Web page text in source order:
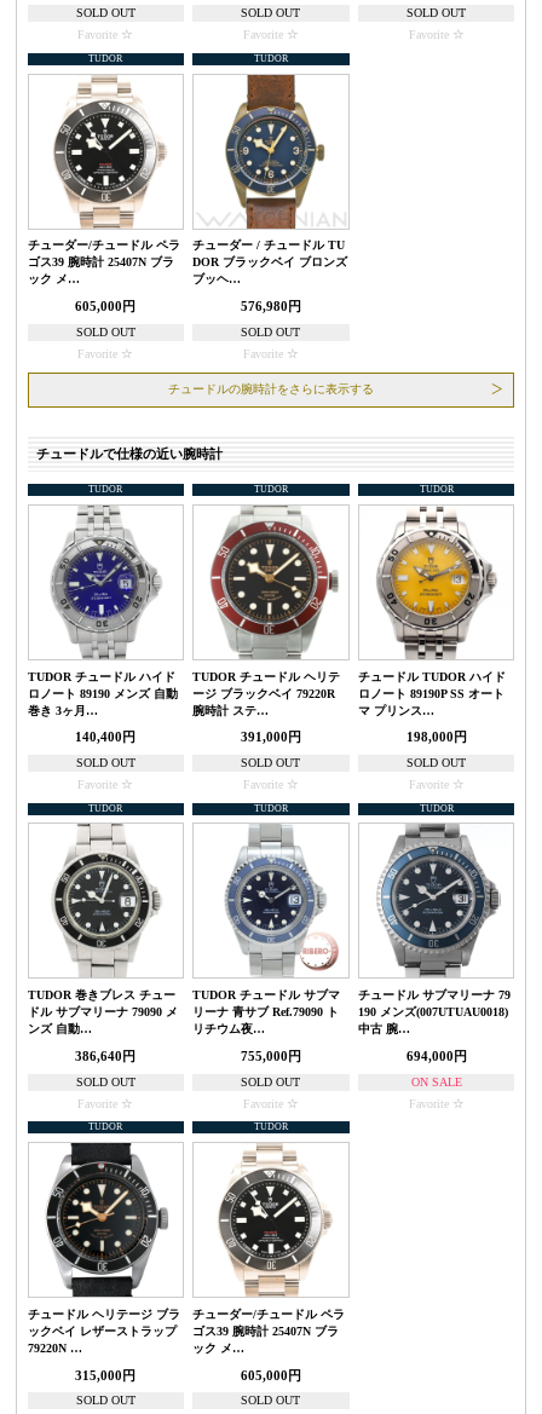
SOLD OUT
Favorite
SOLD OUT
Favorite
SOLD OUT
Favorite
TUDOR
チューダー/チュードル ペラ
ゴス39 腕時計 25407N ブラ
ック メ…
605,000円
SOLD OUT
Favorite
TUDOR
チューダー / チュードル TU
DOR ブラックベイ ブロンズ
ブッヘ…
576,980円
SOLD OUT
Favorite
チュードルの腕時計をさらに表示する
チュードルで仕様の近い腕時計
TUDOR
TUDOR チュードル ハイド
ロノート 89190 メンズ 自動
巻き 3ヶ月…
140,400円
SOLD OUT
Favorite
TUDOR
TUDOR チュードル ヘリテ
ージ ブラックベイ 79220R
腕時計 ステ…
391,000円
SOLD OUT
Favorite
TUDOR
チュードル TUDOR ハイド
ロノート 89190P SS オート
マ プリンス…
198,000円
SOLD OUT
Favorite
TUDOR
TUDOR 巻きブレス チュー
ドル サブマリーナ 79090 メ
ンズ 自動…
386,640円
SOLD OUT
Favorite
TUDOR
TUDOR チュードル サブマ
リーナ 青サブ Ref.79090 ト
リチウム夜…
755,000円
SOLD OUT
Favorite
TUDOR
チュードル サブマリーナ 79
190 メンズ(007UTUAU0018)
中古 腕…
694,000円
ON SALE
Favorite
TUDOR
チュードル ヘリテージ ブラ
ックベイ レザーストラップ
79220N …
315,000円
SOLD OUT
TUDOR
チューダー/チュードル ペラ
ゴス39 腕時計 25407N ブラ
ック メ…
605,000円
SOLD OUT